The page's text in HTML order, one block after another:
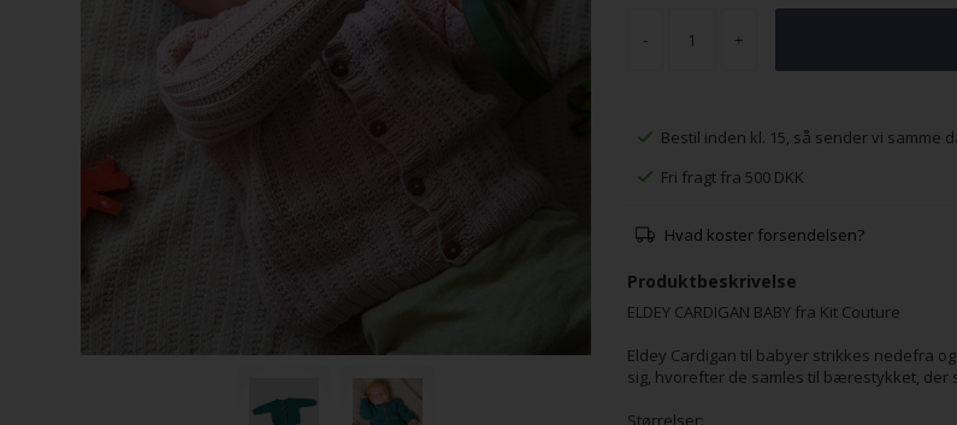
- +
Bestil inden kl. 15, så sender vi samme
Fri fragt fra 500 DKK
Hvad koster forsendelsen?
Produktbeskrivelse
ELDEY CARDIGAN BABY fra Kit Couture
Eldey Cardigan til babyer strikkes nedefra
sig, hvorefter de samles til bærestykket, der
Størrelser: